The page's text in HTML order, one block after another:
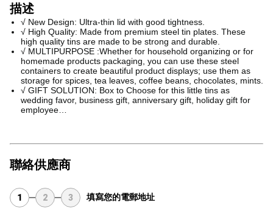
描述
√ New Design: Ultra-thin lid with good tightness.
√ High Quality: Made from premium steel tin plates. These
high quality tins are made to be strong and durable.
√ MULTIPURPOSE :Whether for household organizing or for
homemade products packaging, you can use these steel
containers to create beautiful product displays; use them as
storage for spices, tea leaves, coffee beans, chocolates, mints.
√ GIFT SOLUTION: Box to Choose for this little tins as
wedding favor, business gift, anniversary gift, holiday gift for
employee…
聯絡供應商
1 2 3 填寫您的電郵地址